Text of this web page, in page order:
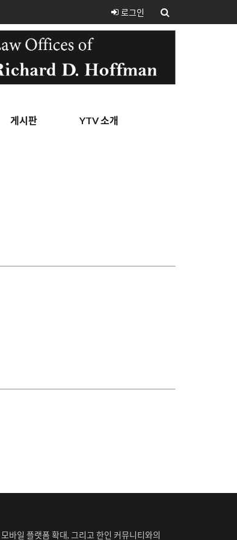
로그인
게시판 YTV 소개
바일 플랫폼 확대, 그리고 한인 커뮤니티와의